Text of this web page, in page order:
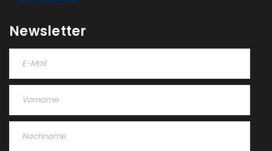
Ja, ich möchte ein Kundenkonto eröffnen und
akzeptiere die
REGISTRIEREN
Newsletter